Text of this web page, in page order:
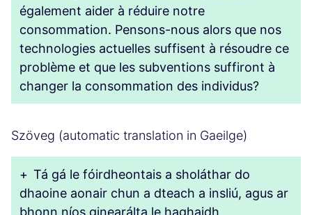
également aider à réduire notre
consommation. Pensons-nous alors que nos
technologies actuelles suffisent à résoudre ce
problème et que les subventions suffiront à
changer la consommation des individus?
Szöveg (automatic translation in Gaeilge)
+ Tá gá le fóirdheontais a sholáthar do
dhaoine aonair chun a dteach a insliú, agus ar
bhonn níos ginearálta le haghaidh